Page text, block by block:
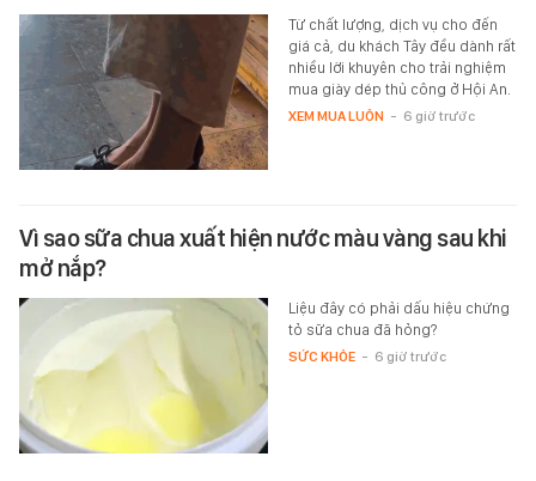
Từ chất lượng, dịch vụ cho đến
giá cả, du khách Tây đều dành rất
nhiều lời khuyên cho trải nghiệm
mua giày dép thủ công ở Hội An.
XEM MUA LUÔN - 6 giờ trước
Vì sao sữa chua xuất hiện nước màu vàng sau khi
mở nắp?
Liệu đây có phải dấu hiệu chứng
tỏ sữa chua đã hỏng?
SỨC KHỎE - 6 giờ trước